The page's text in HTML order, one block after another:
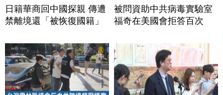
日籍華商回中國探親 傳遭
禁離境還「被恢復國籍」
被問資助中共病毒實驗室
福奇在美國會拒答百次